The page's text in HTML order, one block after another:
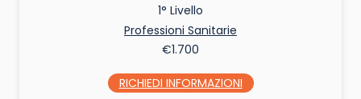
1° Livello
Professioni Sanitarie
€1.700
RICHIEDI INFO